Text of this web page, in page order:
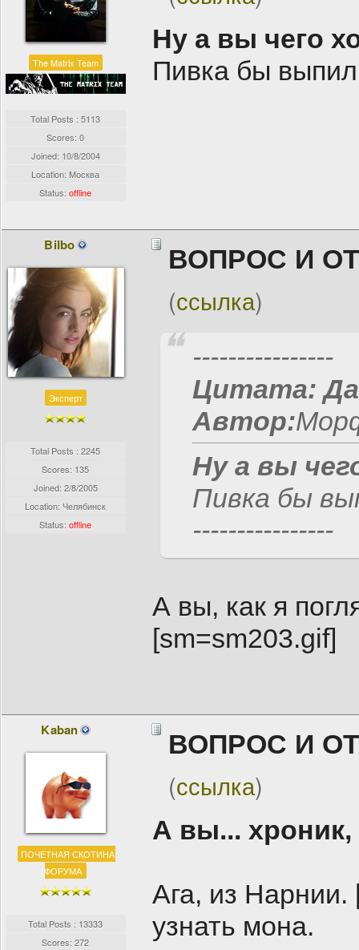
The Matrix Team
Total Posts : 5113
Scores: 0
Joined: 10/8/2004
Location: Москва
Status:offline
Ну а вы чего
Пивка бы
Bilbo
Эксперт
Total Posts : 2245
Scores: 135
Joined: 2/8/2005
Location: Челябинск
Status:offline
ВОПРОС И
(ссылка)
----------------
Цитата:
Автор:
Ну а вы
Пивка бы
----------------
А вы, как я
[sm=sm203.gif]
Kaban
ПОЧЕТНАЯ СКОТИНА
ФОРУМА
Total Posts : 13333
Scores: 272
ВОПРОС И
(ссылка)
А вы...
Ага, из Нарнии.
узнать мона.